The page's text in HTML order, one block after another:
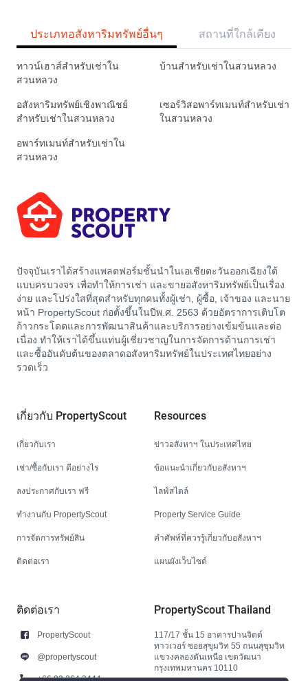
ประเภทอสังหาริมทรัพย์อื่นๆ สถานที่ใกล้เคียง
ทาวน์เฮาส์สำหรับเช่าใน
สวนหลวง
บ้านสำหรับเช่าในสวนหลวง
อสังหาริมทรัพย์เชิงพาณิชย์
สำหรับเช่าในสวนหลวง
เซอร์วิสอพาร์ทเมนท์สำหรับเช่า
ในสวนหลวง
อพาร์ทเมนท์สำหรับเช่าใน
สวนหลวง
ปัจจุบันเราได้สร้างแพลตฟอร์มชั้นนำในเอเชียตะวันออกเฉียงใต้
แบบครบวงจร เพื่อทำให้การเช่า และขายอสังหาริมทรัพย์เป็นเรื่อง
ง่าย และโปร่งใสที่สุดสำหรับทุกคนทั้งผู้เช่า, ผู้ซื้อ, เจ้าของ และนาย
หน้า PropertyScout ก่อตั้งขึ้นในปีพ.ศ. 2563 ด้วยอัตราการเติบโต
ก้าวกระโดดและการพัฒนาสินค้าและบริการอย่างเข้มข้นและต่อ
เนื่อง ทำให้เราได้ขึ้นแท่นผู้เชี่ยวชาญในการจัดการด้านการเช่า
และซื้ออันดับต้นของตลาดอสังหาริมทรัพย์ในประเทศไทยอย่าง
รวดเร็ว
เกี่ยวกับ PropertyScout
เกี่ยวกับเรา
เช่า/ซื้อกับเรา ดีอย่างไร
ลงประกาศกับเรา ฟรี
ทำงานกับ PropertyScout
การจัดการทรัพย์สิน
ติดต่อเรา
Resources
ข่าวอสังหาฯ ในประเทศไทย
ข้อแนะนำเกี่ยวกับอสังหาฯ
ไลฟ์สไตล์
Property Service Guide
คำศัพท์ที่ควรรู้เกี่ยวกับอสังหาฯ
แผนผังเว็บไซต์
ติดต่อเรา
PropertyScout
@propertyscout
+66 92 264 3444
PropertyScout Thailand
117/17 ชั้น 15 อาคารปานจิตต์
ทาวเวอร์ ซอยสุขุมวิท 55 ถนนสุขุมวิท
แขวงคลองตันเหนือ เขตวัฒนา
กรุงเทพมหานคร 10110